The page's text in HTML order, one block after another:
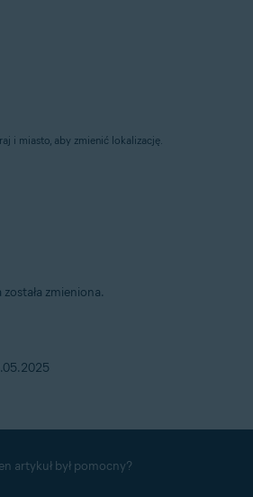
i miasto, aby zmienić lokalizację.
zmieniona.
artykuł był pomocny?